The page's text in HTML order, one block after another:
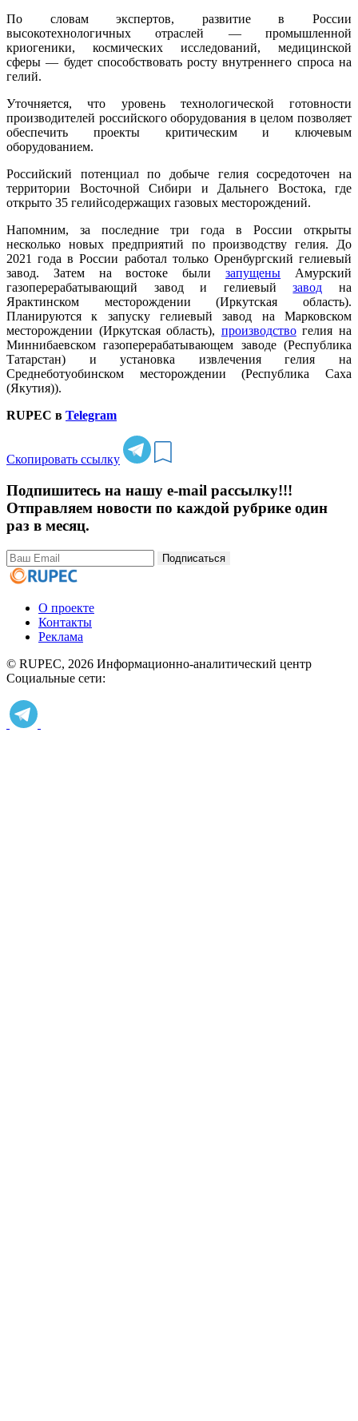
По словам экспертов, развитие в России
высокотехнологичных отраслей — промышленной
криогеники, космических исследований, медицинской
сферы — будет способствовать росту внутреннего спроса на
гелий.
Уточняется, что уровень технологической готовности
производителей российского оборудования в целом позволяет
обеспечить проекты критическим и ключевым
оборудованием.
Российский потенциал по добыче гелия сосредоточен на
территории Восточной Сибири и Дальнего Востока, где
открыто 35 гелийсодержащих газовых месторождений.
Напомним, за последние три года в России открыты
несколько новых предприятий по производству гелия. До
2021 года в России работал только Оренбургский гелиевый
завод. Затем на востоке былизапущены Амурский
газоперерабатывающий завод и гелиевыйзавод на
Ярактинском месторождении (Иркутская область).
Планируются к запуску гелиевый завод на Марковском
месторождении (Иркутская область), производствогелия на
Миннибаевском газоперерабатывающем заводе (Республика
Татарстан) и установка извлечения гелия на
Среднеботуобинском месторождении (Республика Саха
(Якутия)).
RUPEC в Telegram
Скопировать ссылку
Подпишитесь на нашу e-mail рассылку!!!
Отправляем новости по каждой рубрике один
раз в месяц.
Подписаться
О проекте
Контакты
Реклама
© RUPEC, 2026 Информационно-аналитический центр
Социальные сети: